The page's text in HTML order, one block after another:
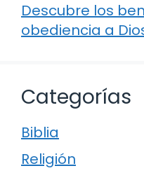
Descubre los
obediencia a
Categorías
Biblia
Religión